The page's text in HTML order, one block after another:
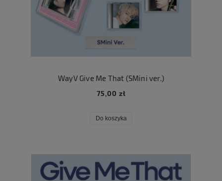
WayV Give Me That (SMini ver.)
75,00 zł
Do koszyka